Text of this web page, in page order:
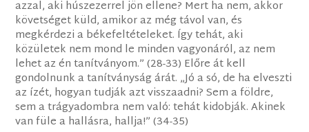
azzal, aki húszezerrel jön ellene? Mert ha nem, akkor
követséget küld, amikor az még távol van, és
megkérdezi a békefeltételeket. Így tehát, aki
közületek nem mond le minden vagyonáról, az nem
lehet az én tanítványom.” (28-33) Előre át kell
gondolnunk a tanítványság árát. „Jó a só, de ha elveszti
az ízét, hogyan tudják azt visszaadni? Sem a földre,
sem a trágyadombra nem való: tehát kidobják. Akinek
van füle a hallásra, hallja!” (34-35)